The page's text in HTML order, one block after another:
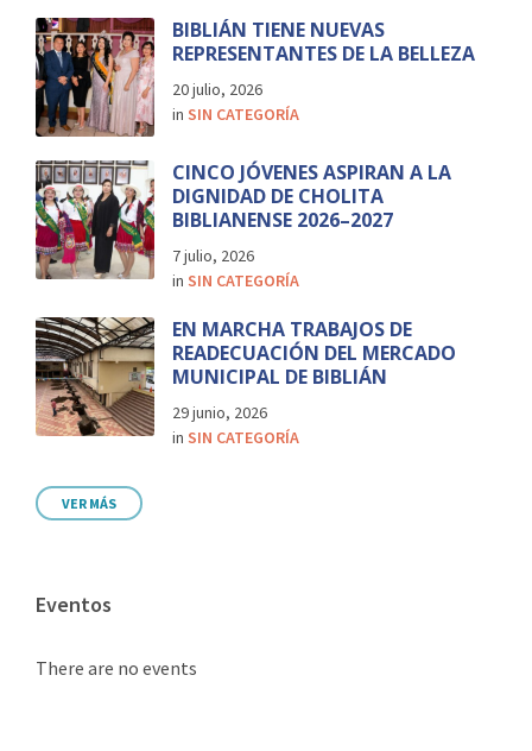
BIBLIÁN TIENE NUEVAS
REPRESENTANTES DE LA BELLEZA
20 julio, 2026
in SIN CATEGORÍA
CINCO JÓVENES ASPIRAN A LA
DIGNIDAD DE CHOLITA
BIBLIANENSE 2026–2027
7 julio, 2026
in SIN CATEGORÍA
EN MARCHA TRABAJOS DE
READECUACIÓN DEL MERCADO
MUNICIPAL DE BIBLIÁN
29 junio, 2026
in SIN CATEGORÍA
VER MÁS
Eventos
There are no events